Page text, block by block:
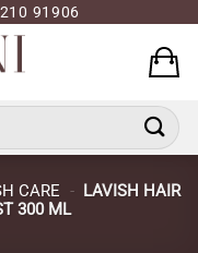
91906
CARE - LAVISH HAIR
300 ML